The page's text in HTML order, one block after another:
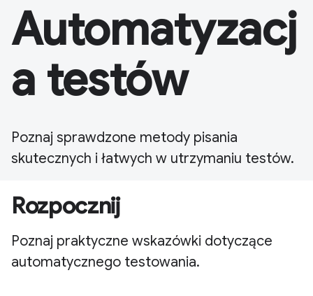
Automatyzacj
a testów
Poznaj sprawdzone metody pisania
skutecznych i łatwych w utrzymaniu testów.
Rozpocznij
Poznaj praktyczne wskazówki dotyczące
automatycznego testowania.